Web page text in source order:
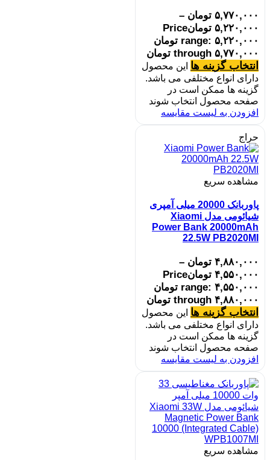
۵,۷۷۰,۰۰۰ تومان –
۵,۲۲۰,۰۰۰ تومانPrice
range: ۵,۲۲۰,۰۰۰ تومان
through ۵,۷۷۰,۰۰۰ تومان
انتخاب گزینه ها این محصول
دارای انواع مختلفی می باشد.
گزینه ها ممکن است در
صفحه محصول انتخاب شوند
افزودن به لیست مقایسه
حراج
مشاهده سریع
پاوربانک 20000 میلی آمپری
شیائومی مدل Xiaomi
Power Bank 20000mAh
22.5W PB2020MI
۴,۸۸۰,۰۰۰ تومان –
۴,۵۵۰,۰۰۰ تومانPrice
range: ۴,۵۵۰,۰۰۰ تومان
through ۴,۸۸۰,۰۰۰ تومان
انتخاب گزینه ها این محصول
دارای انواع مختلفی می باشد.
گزینه ها ممکن است در
صفحه محصول انتخاب شوند
افزودن به لیست مقایسه
مشاهده سریع